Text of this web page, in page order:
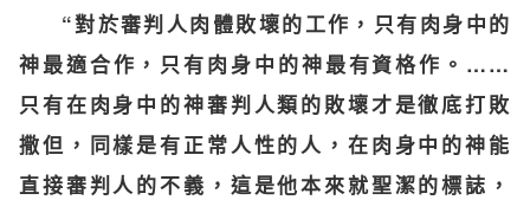
“對於審判人肉體敗壞的工作，只有肉身中的
神最適合作，只有肉身中的神最有資格作。……
只有在肉身中的神審判人類的敗壞才是徹底打敗
撒但，同樣是有正常人性的人，在肉身中的神能
直接審判人的不義，這是他本來就聖潔的標誌，